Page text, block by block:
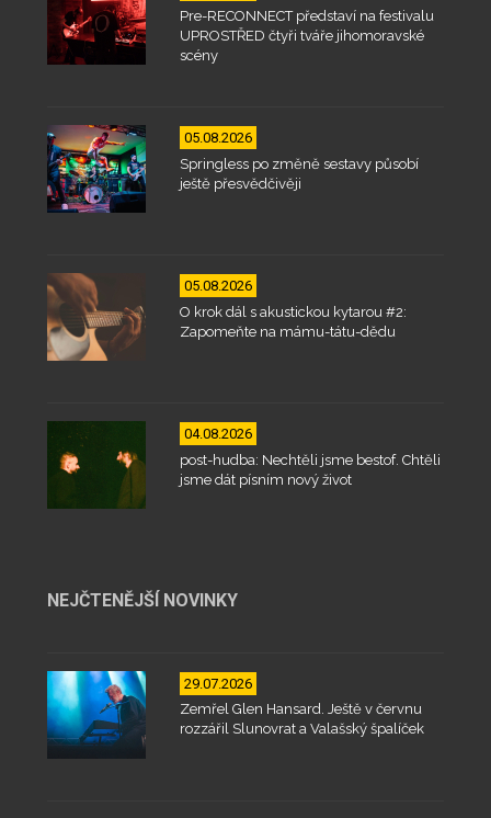
Pre-RECONNECT představí na festivalu
UPROSTŘED čtyři tváře jihomoravské
scény
05.08.2026
Springless po změně sestavy působí
ještě přesvědčivěji
05.08.2026
O krok dál s akustickou kytarou #2:
Zapomeňte na mámu-tátu-dědu
04.08.2026
post-hudba: Nechtěli jsme bestof. Chtěli
jsme dát písním nový život
NEJČTENĚJŠÍ NOVINKY
29.07.2026
Zemřel Glen Hansard. Ještě v červnu
rozzářil Slunovrat a Valašský špalíček